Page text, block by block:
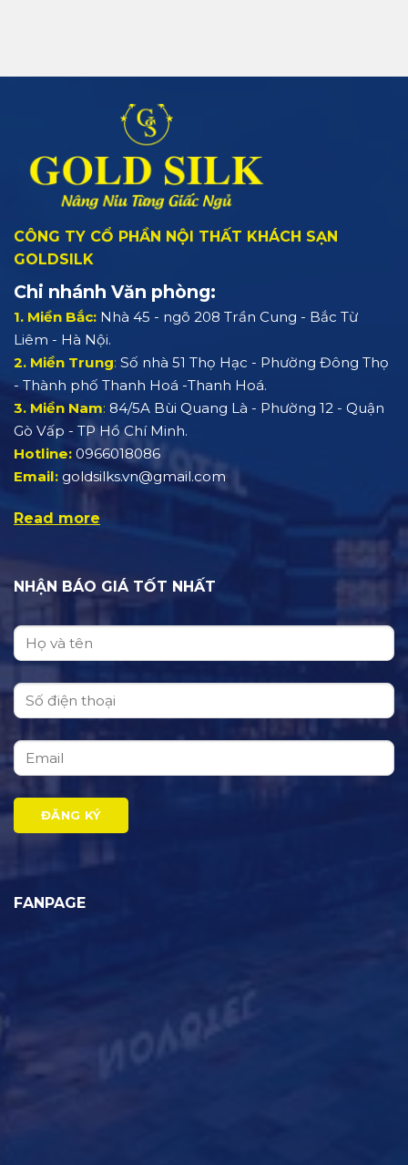
CÔNG TY CỔ PHẦN NỘI THẤT KHÁCH SẠN
GOLDSILK
Chi nhánh Văn phòng:
1. Miền Bắc: Nhà 45 - ngõ 208 Trần Cung - Bắc Từ
Liêm - Hà Nội.
2. Miền Trung: Số nhà 51 Thọ Hạc - Phường Đông Thọ
- Thành phố Thanh Hoá -Thanh Hoá.
3. Miền Nam: 84/5A Bùi Quang Là - Phường 12 - Quận
Gò Vấp - TP Hồ Chí Minh.
Hotline: 0966018086
Email: goldsilks.vn@gmail.com
Read more
NHẬN BÁO GIÁ TỐT NHẤT
FANPAGE